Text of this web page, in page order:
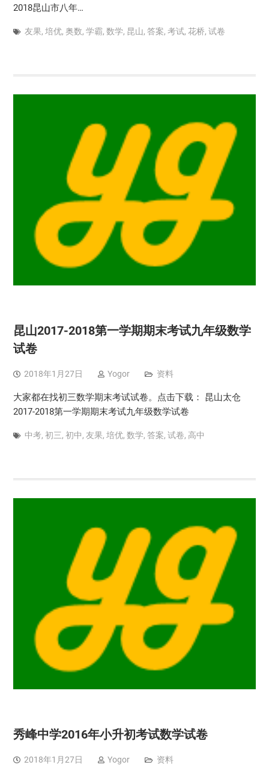
2018昆山市八年…
友果, 培优, 奥数, 学霸, 数学, 昆山, 答案, 考试, 花桥, 试卷
昆山2017-2018第一学期期末考试九年级数学
试卷
2018年1月27日 Yogor 资料
大家都在找初三数学期末考试试卷。点击下载： 昆山太仓
2017-2018第一学期期末考试九年级数学试卷
中考, 初三, 初中, 友果, 培优, 数学, 答案, 试卷, 高中
秀峰中学2016年小升初考试数学试卷
2018年1月27日 Yogor 资料